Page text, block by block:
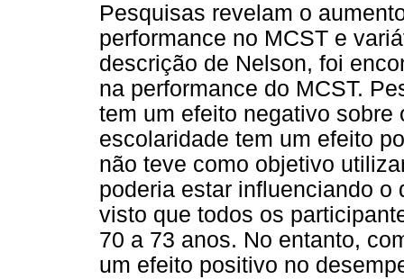
Pesquisas revelam o
performance no MCST e
descrição de Nelson, foi
na performance do MCST.
tem um efeito negativo
escolaridade tem um efeito
não teve como objetivo
poderia estar influenciando o
visto que todos os
70 a 73 anos. No entanto,
um efeito positivo no